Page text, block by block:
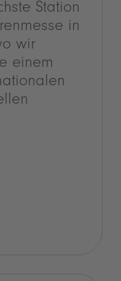
Station
in
wir
einem